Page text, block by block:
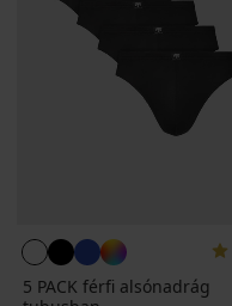
5 PACK férfi alsónadrág